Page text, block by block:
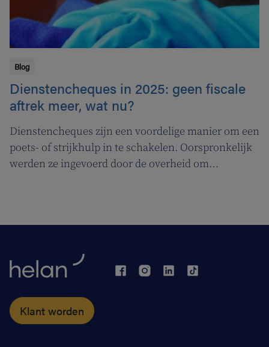
Blog
Dienstencheques in 2025: geen fiscale
aftrek meer, wat nu?
Dienstencheques zijn een voordelige manier om een
poets- of strijkhulp in te schakelen. Oorspronkelijk
werden ze ingevoerd door de overheid om
Je ontdekt het hieronder.
Klant worden